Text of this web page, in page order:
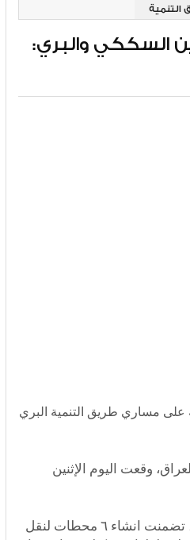
السككي والبري:
على مساري طريق التنمية البري
وقعت اليوم الإثنين
وبين السعداوي، ان للتصاميم الأولية لمساري الطريق المارين بمحافظة صلاح الدين، تضمنت انشاء ٦ محطات لنقل